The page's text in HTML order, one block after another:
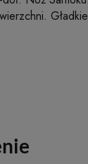
Gładkie